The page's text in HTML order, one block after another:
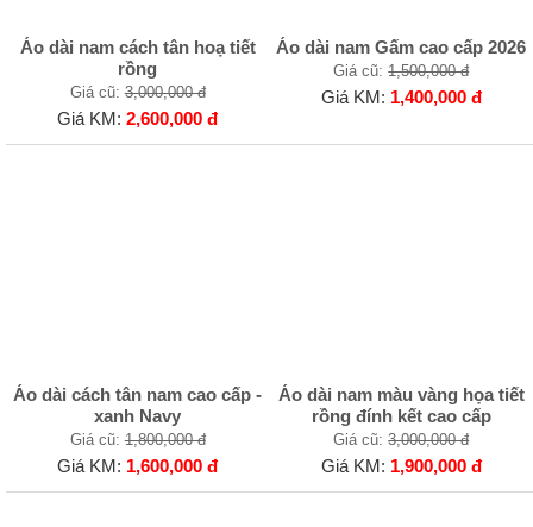
Áo dài nam cách tân hoạ tiết
rồng
Giá cũ:3,000,000 đ
Giá KM:2,600,000 đ
Áo dài nam Gấm cao cấp 2026
Giá cũ:1,500,000 đ
Giá KM: 1,400,000 đ
Áo dài cách tân nam cao cấp -
xanh Navy
Giá cũ:1,800,000 đ
Giá KM: 1,600,000 đ
Áo dài nam màu vàng họa tiết
rồng đính kết cao cấp
Giá cũ:3,000,000 đ
Giá KM: 1,900,000 đ